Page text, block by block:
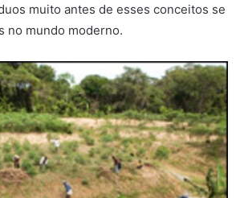
muito antes de esses conceitos se
no mundo moderno.